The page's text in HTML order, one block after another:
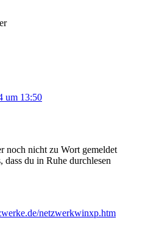
um 13:50
noch nicht zu Wort gemeldet
dass du in Ruhe durchlesen
netzwerkwinxp.htm